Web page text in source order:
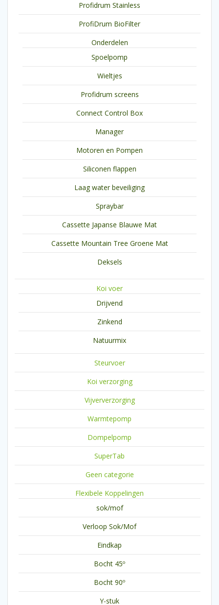
Profidrum Stainless
ProfiDrum BioFilter
Onderdelen
Spoelpomp
Wieltjes
Profidrum screens
Connect Control Box
Manager
Motoren en Pompen
Siliconen flappen
Laag water beveiliging
Spraybar
Cassette Japanse Blauwe Mat
Cassette Mountain Tree Groene Mat
Deksels
Koi voer
Drijvend
Zinkend
Natuurmix
Steurvoer
Koi verzorging
Vijververzorging
Warmtepomp
Dompelpomp
SuperTab
Geen categorie
Flexibele Koppelingen
sok/mof
Verloop Sok/Mof
Eindkap
Bocht 45º
Bocht 90º
Y-stuk